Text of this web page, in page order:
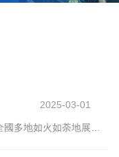
2025-03-01
多地如火如荼地展